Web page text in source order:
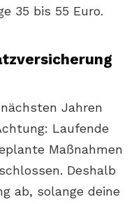
35 bis 55 Euro.
Jahren
Laufende
Maßnahmen
Deshalb
ab, solange deine